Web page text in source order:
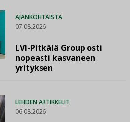
AJANKOHTAISTA
07.08.2026
LVI-Pitkälä Group osti
nopeasti kasvaneen
yrityksen
LEHDEN ARTIKKELIT
06.08.2026